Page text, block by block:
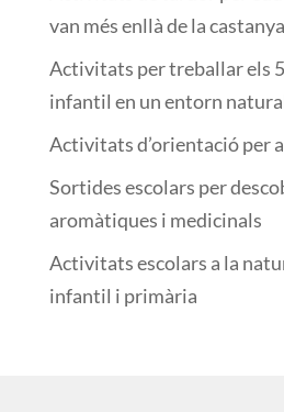
van més enllà de la
Activitats per treballar els
infantil en un entorn
Activitats d’orientació per
Sortides escolars per
aromàtiques i medicinals
Activitats escolars a la
infantil i primària